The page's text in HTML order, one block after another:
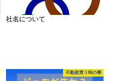
社名について
不動産買う時の事